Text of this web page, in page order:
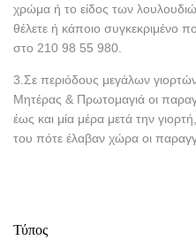
χρώμα ή το είδος των
θέλετε ή κάποιο συγκεκριμένο
στο 210 98 55 980.
3.Σε περιόδους μεγάλων
Μητέρας & Πρωτομαγιά οι
έως και μία μέρα μετά την
του πότε έλαβαν χώρα οι
Τύπος